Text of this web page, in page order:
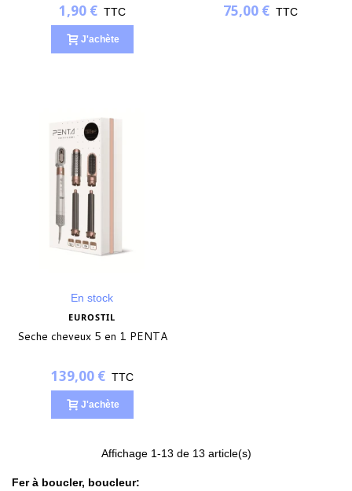
1,90 € TTC
J'achète
75,00 € TTC
En stock
EUROSTIL
Seche cheveux 5 en 1 PENTA
139,00 € TTC
J'achète
Affichage 1-13 de 13 article(s)
Fer à boucler, boucleur: